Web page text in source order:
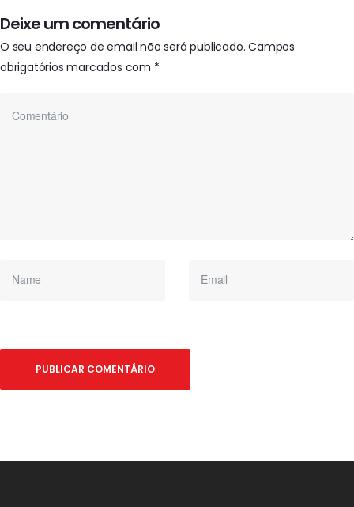
Deixe um comentário
O seu endereço de email não será publicado. Campos
obrigatórios marcados com *